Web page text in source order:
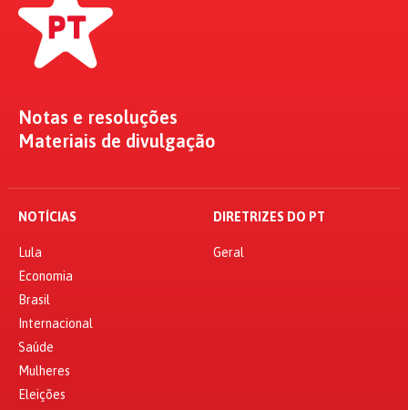
Notas e resoluções
Materiais de divulgação
NOTÍCIAS
Lula
Economia
Brasil
Internacional
Saúde
Mulheres
Eleições
DIRETRIZES DO PT
Geral